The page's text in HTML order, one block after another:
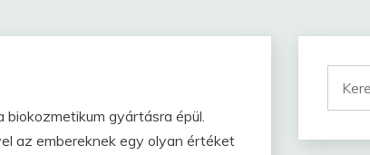
gyártásra épül.
az embereknek egy olyan értéket